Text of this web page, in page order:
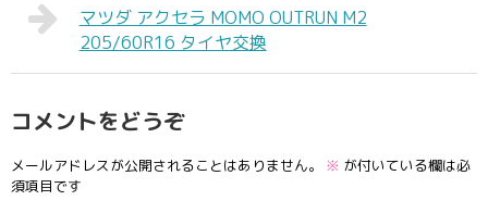
マツダ アクセラ MOMO OUTRUN M2
205/60R16 タイヤ交換
コメントをどうぞ
メールアドレスが公開されることはありません。 ※ が付いている欄は必
須項目です